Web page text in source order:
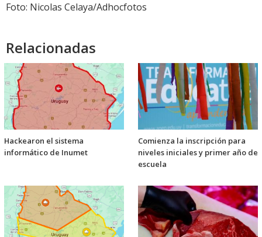
Foto: Nicolas Celaya/Adhocfotos
Relacionadas
Hackearon el sistema
informático de Inumet
Comienza la inscripción para
niveles iniciales y primer año de
escuela